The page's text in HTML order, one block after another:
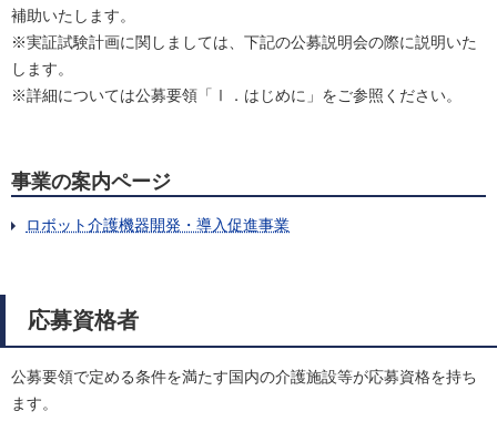
補助いたします。
※実証試験計画に関しましては、下記の公募説明会の際に説明いた
します。
※詳細については公募要領「Ⅰ．はじめに」をご参照ください。
事業の案内ページ
ロボット介護機器開発・導入促進事業
応募資格者
公募要領で定める条件を満たす国内の介護施設等が応募資格を持ち
ます。